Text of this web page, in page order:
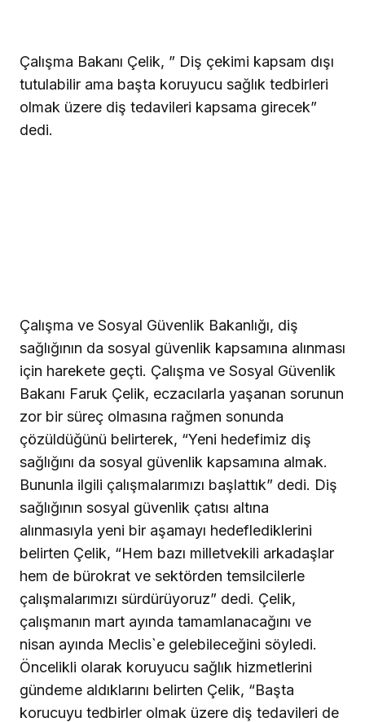
Çalışma Bakanı Çelik, ” Diş çekimi kapsam dışı
tutulabilir ama başta koruyucu sağlık tedbirleri
olmak üzere diş tedavileri kapsama girecek”
dedi.
Çalışma ve Sosyal Güvenlik Bakanlığı, diş
sağlığının da sosyal güvenlik kapsamına alınması
için harekete geçti. Çalışma ve Sosyal Güvenlik
Bakanı Faruk Çelik, eczacılarla yaşanan sorunun
zor bir süreç olmasına rağmen sonunda
çözüldüğünü belirterek, “Yeni hedefimiz diş
sağlığını da sosyal güvenlik kapsamına almak.
Bununla ilgili çalışmalarımızı başlattık” dedi. Diş
sağlığının sosyal güvenlik çatısı altına
alınmasıyla yeni bir aşamayı hedeflediklerini
belirten Çelik, “Hem bazı milletvekili arkadaşlar
hem de bürokrat ve sektörden temsilcilerle
çalışmalarımızı sürdürüyoruz” dedi. Çelik,
çalışmanın mart ayında tamamlanacağını ve
nisan ayında Meclis`e gelebileceğini söyledi.
Öncelikli olarak koruyucu sağlık hizmetlerini
gündeme aldıklarını belirten Çelik, “Başta
korucuyu tedbirler olmak üzere diş tedavileri de